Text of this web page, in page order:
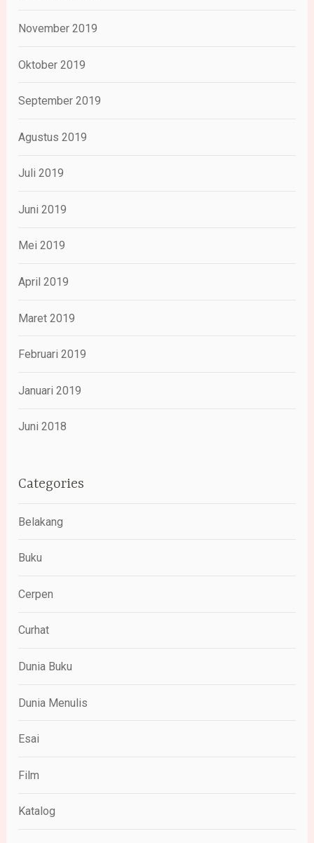
November 2019
Oktober 2019
September 2019
Agustus 2019
Juli 2019
Juni 2019
Mei 2019
April 2019
Maret 2019
Februari 2019
Januari 2019
Juni 2018
Categories
Belakang
Buku
Cerpen
Curhat
Dunia Buku
Dunia Menulis
Esai
Film
Katalog